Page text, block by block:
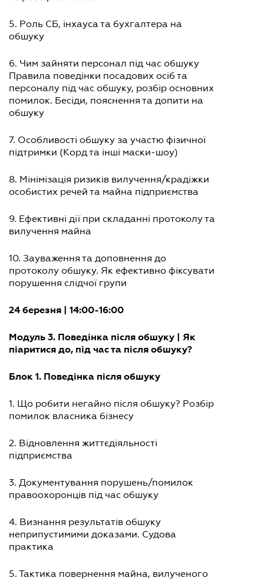
5. Роль СБ, інхауса та бухгалтера на
обшуку
6. Чим зайняти персонал під час обшуку
Правила поведінки посадових осіб та
персоналу під час обшуку, розбір основних
помилок. Бесіди, пояснення та допити на
обшуку
7. Особливості обшуку за участю фізичної
підтримки (Корд та інші маски-шоу)
8. Мінімізація ризиків вилучення/крадіжки
особистих речей та майна підприємства
9. Ефективні дії при складанні протоколу та
вилучення майна
10. Зауваження та доповнення до
протоколу обшуку. Як ефективно фіксувати
порушення слідчої групи
24 березня | 14:00-16:00
Модуль 3. Поведінка після обшуку | Як
піаритися до, під час та після обшуку?
Блок 1. Поведінка після обшуку
1. Що робити негайно після обшуку? Розбір
помилок власника бізнесу
2. Відновлення життєдіяльності
підприємства
3. Документування порушень/помилок
правоохоронців під час обшуку
4. Визнання результатів обшуку
неприпустимими доказами. Судова
практика
5. Тактика повернення майна, вилученого